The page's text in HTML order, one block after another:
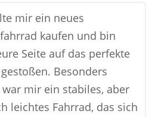
mir ein neues
kaufen und bin
Seite auf das perfekte
Besonders
mir ein stabiles, aber
leichtes Fahrrad, das sich